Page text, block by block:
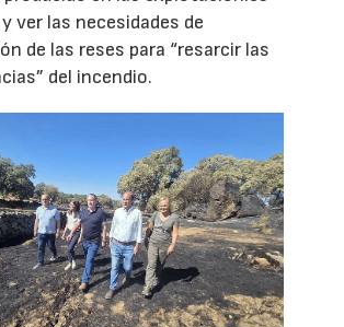
ver las necesidades de
de las reses para “resarcir las
del incendio.